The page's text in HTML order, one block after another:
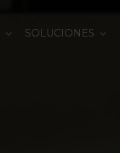
SOLUCIONES